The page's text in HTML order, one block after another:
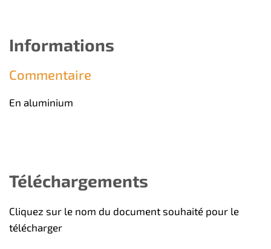
Informations
Commentaire
En aluminium
Téléchargements
Cliquez sur le nom du document souhaité pour le
télécharger